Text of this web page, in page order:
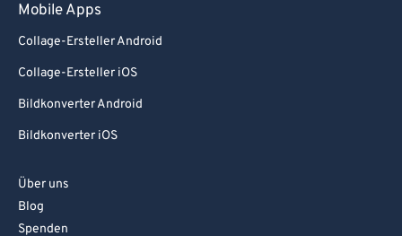
Mobile Apps
Collage-Ersteller Android
Collage-Ersteller iOS
Bildkonverter Android
Bildkonverter iOS
Über uns
Blog
Spenden